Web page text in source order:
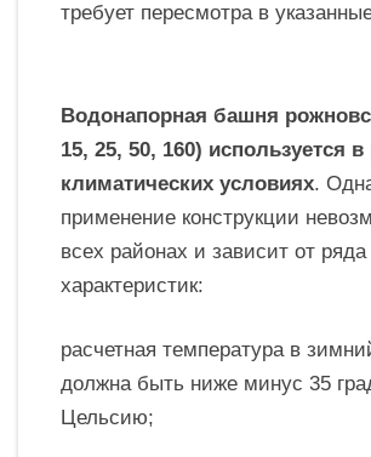
требует пересмотра в
Водонапорная башня
15, 25, 50, 160) используется
климатических условиях.
применение конструкции
всех районах и зависит от ряда
характеристик:
расчетная температура в
должна быть ниже минус 35
Цельсию;